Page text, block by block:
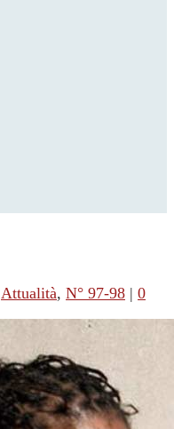
Attualità, N° 97-98 | 0